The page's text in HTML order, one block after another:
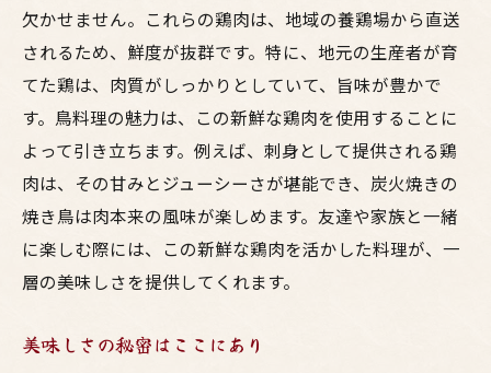
欠かせません。これらの鶏肉は、地域の養鶏場から直送
されるため、鮮度が抜群です。特に、地元の生産者が育
てた鶏は、肉質がしっかりとしていて、旨味が豊かで
す。鳥料理の魅力は、この新鮮な鶏肉を使用することに
よって引き立ちます。例えば、刺身として提供される鶏
肉は、その甘みとジューシーさが堪能でき、炭火焼きの
焼き鳥は肉本来の風味が楽しめます。友達や家族と一緒
に楽しむ際には、この新鮮な鶏肉を活かした料理が、一
層の美味しさを提供してくれます。
美味しさの秘密はここにあり